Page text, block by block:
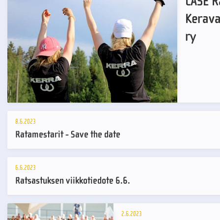
ry
8.6.2023
Ratamestarit - Save the date
6.6.2023
Ratsastuksen viikkotiedote 6.6.
2.6.2023